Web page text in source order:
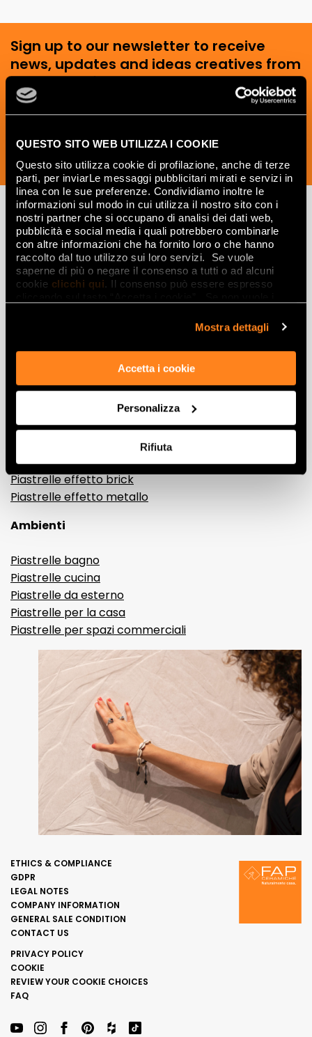
QUESTO SITO WEB UTILIZZA I COOKIE
Questo sito utilizza cookie di profilazione, anche di terze
parti, per inviarLe messaggi pubblicitari mirati e servizi in
linea con le sue preferenze. Condividiamo inoltre le
informazioni sul modo in cui utilizza il nostro sito con i
nostri partner che si occupano di analisi dei dati web,
pubblicità e social media i quali potrebbero combinarle
con altre informazioni che ha fornito loro o che hanno
raccolto dal tuo utilizzo sui loro servizi. Se vuole
saperne di più o negare il consenso a tutti o ad alcuni
cookie clicchi qui. Il consenso può essere espresso
Mostra dettagli
Accetta i cookie
Personalizza
Rifiuta
Sign up to our newsletter to receive
news, updates and ideas creatives from
the world of ceramics and interior
design.
SUBSCRIBE NOW
Lasciati
ispirare
da ambienti
Gres porcellanato effetto marmo
Gres porcellanato effetto legno
Gres porcellanato effetto pietra
Gres porcellanato effetto resina e cemento
Piastrelle decorative
Piastrelle effetto brick
Piastrelle effetto metallo
Ambienti
Piastrelle bagno
Piastrelle cucina
Piastrelle da esterno
Piastrelle per la casa
Piastrelle per spazi commerciali
ETHICS & COMPLIANCE
GDPR
LEGAL NOTES
COMPANY INFORMATION
GENERAL SALE CONDITION
CONTACT US
PRIVACY POLICY
COOKIE
REVIEW YOUR COOKIE CHOICES
FAQ